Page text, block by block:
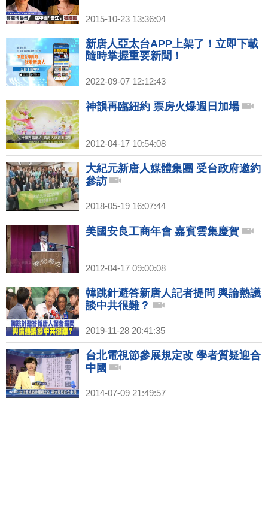
2015-10-23 13:36:04
新唐人亞太台APP上架了！立即下載
隨時掌握重要新聞！
2022-09-07 12:12:43
神韻再臨紐約 票房火爆週日加場
2012-04-17 10:54:08
大紀元新唐人媒體集團 受台政府邀約
參訪
2018-05-19 16:07:44
美國安良工商年會 嘉賓雲集慶賀
2012-04-17 09:00:08
韓跳針避答新唐人記者提問 輿論熱議
談中共很難？
2019-11-28 20:41:35
台北電視節參展規定改 學者質疑迎合
中國
2014-07-09 21:49:57